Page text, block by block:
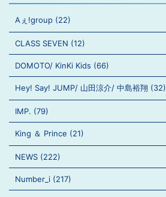
Aぇ!group (22)
CLASS SEVEN (12)
DOMOTO/ KinKi Kids (66)
Hey! Say! JUMP/ 山田涼介/ 中島裕翔 (32)
IMP. (79)
King ＆ Prince (21)
NEWS (222)
Number_i (217)